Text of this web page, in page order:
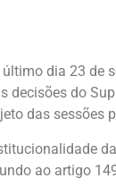
dia 23 de
decisões do
das
ao artigo